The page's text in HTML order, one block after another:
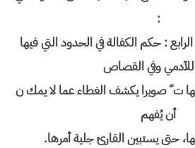
:
: حكم الكفالة في الحدود التي فیھا
وفي القصاص
بحثھا ت ً صویرا یكشف الغطاء عما لا یمك ن
أن یُفھم
حتى یستبین القارئ جلیة أمرھا.